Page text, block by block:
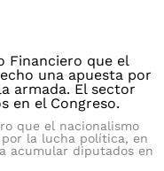
que el nacionalismo
la lucha política, en
acumular diputados en